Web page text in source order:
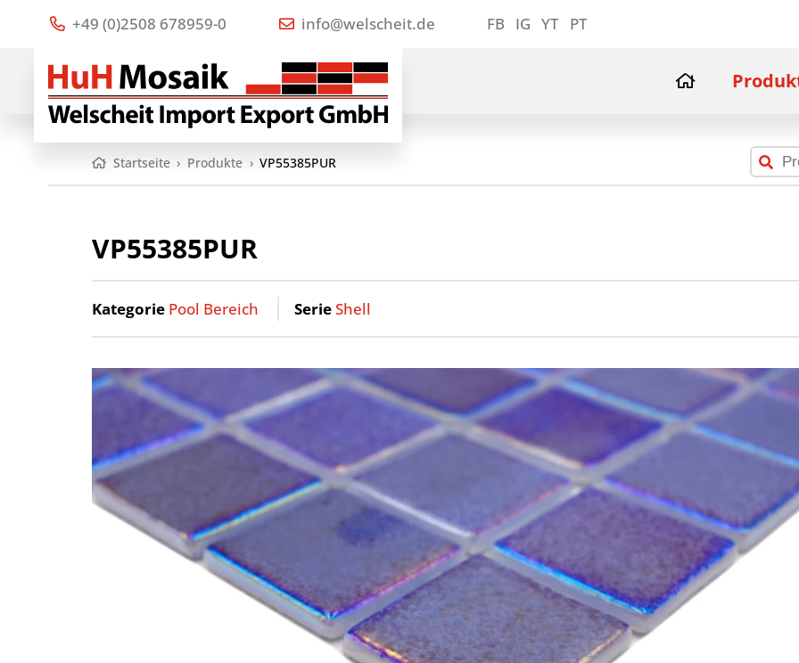
+49 (0)2508 678959-0 info@welscheit.de FB IG YT PT
Startseite › Produkte › VP55385PUR
VP55385PUR
Kategorie Pool Bereich SerieShell